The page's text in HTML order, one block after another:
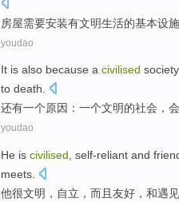
房屋需要安装有文明生活的基本设施
youdao
It is also because a civilised society
to death.
还有一个原因：一个文明的社会 ，会
youdao
He is civilised self-reliant and
meets
他很文明 ， 自立 ， 而且 友好 ， 和遇